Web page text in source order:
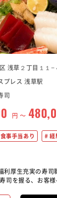
浅草２丁目１１−
プレス 浅草駅
司
円 〜
食事手当あり 経
利厚生充実の寿司